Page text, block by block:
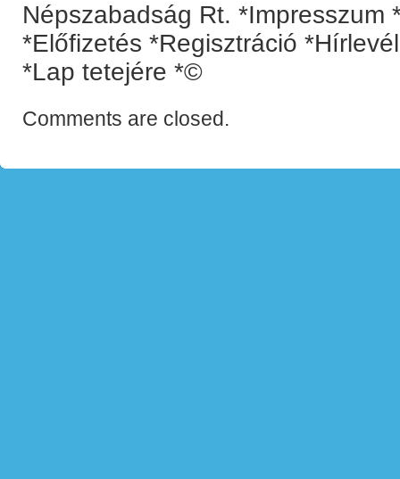
Népszabadság Rt. *Impresszum
*Előfizetés *Regisztráció
*Lap tetejére *©
Comments are closed.